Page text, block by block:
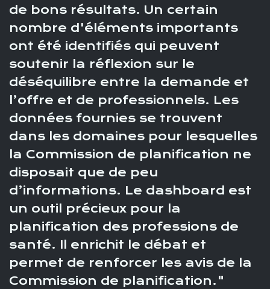
de bons résultats. Un certain
nombre d'éléments importants
ont été identifiés qui peuvent
soutenir la réflexion sur le
déséquilibre entre la demande et
l’offre et de professionnels. Les
données fournies se trouvent
dans les domaines pour lesquelles
la Commission de planification ne
disposait que de peu
d’informations. Le dashboard est
un outil précieux pour la
planification des professions de
santé. Il enrichit le débat et
permet de renforcer les avis de la
Commission de planification.